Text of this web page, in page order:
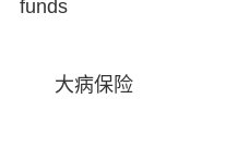
funds
大病保险